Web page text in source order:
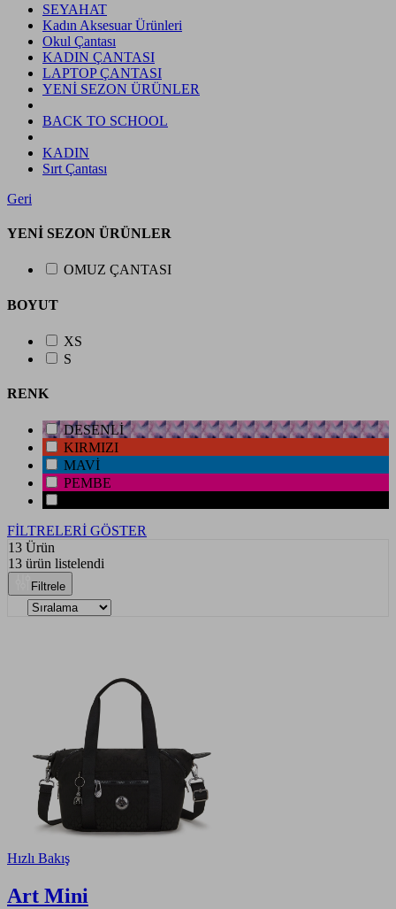
SEYAHAT
Kadın Aksesuar Ürünleri
Okul Çantası
KADIN ÇANTASI
LAPTOP ÇANTASI
YENİ SEZON ÜRÜNLER
BACK TO SCHOOL
KADIN
Sırt Çantası
Geri
YENİ SEZON ÜRÜNLER
OMUZ ÇANTASI
BOYUT
XS
S
RENK
DESENLİ
KIRMIZI
MAVİ
PEMBE
FİLTRELERİ GÖSTER
13 Ürün
13 ürün listelendi
Filtrele
Hızlı Bakış
Art Mini